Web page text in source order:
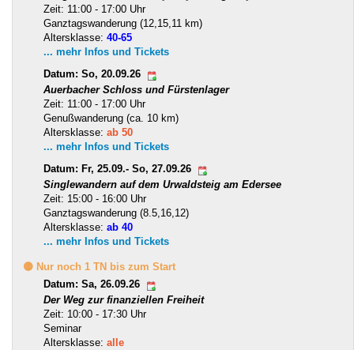
Zeit: 11:00 - 17:00 Uhr
Ganztagswanderung (12,15,11 km)
Altersklasse: 40-65
... mehr Infos und Tickets
Datum: So, 20.09.26
Auerbacher Schloss und Fürstenlager
Zeit: 11:00 - 17:00 Uhr
Genußwanderung (ca. 10 km)
Altersklasse: ab 50
... mehr Infos und Tickets
Datum: Fr, 25.09.- So, 27.09.26
Singlewandern auf dem Urwaldsteig am Edersee
Zeit: 15:00 - 16:00 Uhr
Ganztagswanderung (8.5,16,12)
Altersklasse: ab 40
... mehr Infos und Tickets
🟡 Nur noch 1 TN bis zum Start
Datum: Sa, 26.09.26
Der Weg zur finanziellen Freiheit
Zeit: 10:00 - 17:30 Uhr
Seminar
Altersklasse: alle